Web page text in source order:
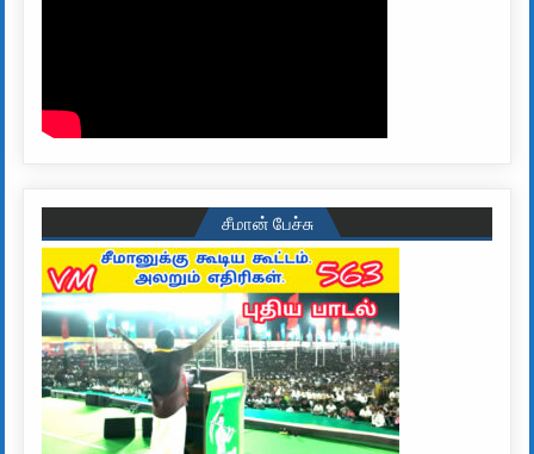
சீமான் பேச்சு